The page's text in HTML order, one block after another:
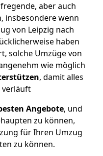
aber auch
insbesondere wenn
von Leipzig nach
haben
solche Umzüge von
wie möglich
, damit alles
verläuft
Angebote, und
zu können,
für Ihren Umzug
zu können.